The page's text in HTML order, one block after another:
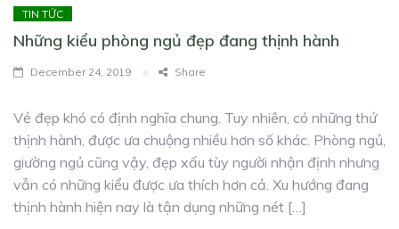
TIN TỨC
Những kiểu phòng ngủ đẹp đang thịnh hành
December 24, 2019 Share
Vẻ đẹp khó có định nghĩa chung. Tuy nhiên, có những thứ
thịnh hành, được ưa chuộng nhiều hơn số khác. Phòng ngủ,
giường ngủ cũng vậy, đẹp xấu tùy người nhận định nhưng
vẫn có những kiểu được ưa thích hơn cả. Xu hướng đang
thịnh hành hiện nay là tận dụng những nét […]